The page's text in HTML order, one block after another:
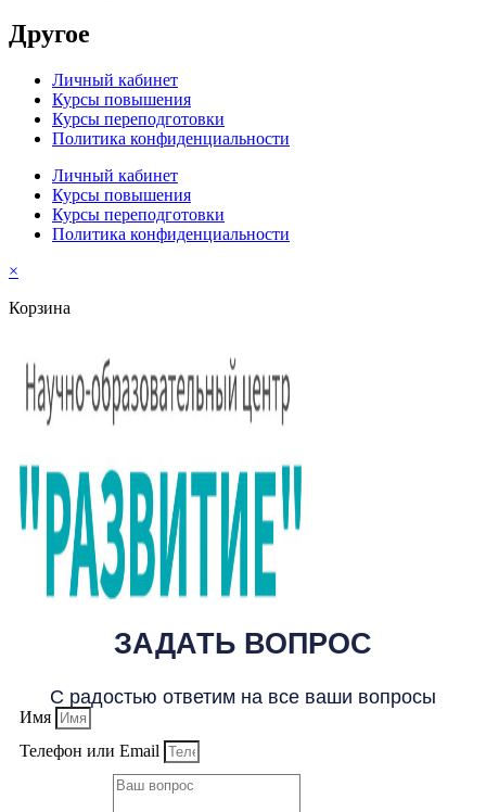
Другое
Личный кабинет
Курсы повышения
Курсы переподготовки
Политика конфиденциальности
Личный кабинет
Курсы повышения
Курсы переподготовки
Политика конфиденциальности
×
Корзина
ЗАДАТЬ ВОПРОС
С радостью ответим на все ваши вопросы
Имя
Телефон или Email